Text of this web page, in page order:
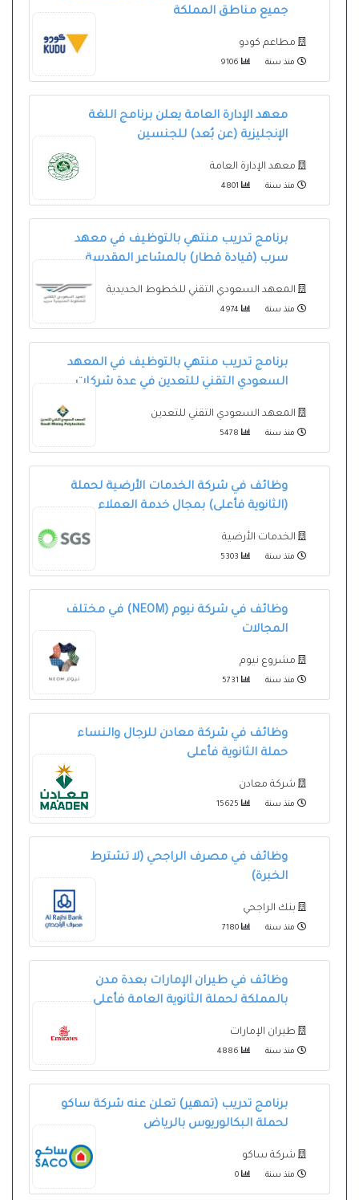
جميع مناطق المملكة
مطاعم كودو
منذ سنة
معهد الإدارة العامة يعلن برنامج اللغة
الإنجليزية (عن بُعد) للجنسين
معهد الإدارة العامة
منذ سنة
برنامج تدريب منتهي بالتوظيف في معهد
سرب (قيادة قطار) بالمشاعر المقدسة
المعهد السعودي التقني للخطوط الحديدية
منذ سنة
برنامج تدريب منتهي بالتوظيف في المعهد
السعودي التقني للتعدين في عدة شركات
المعهد السعودي التقني للتعدين
منذ سنة
وظائف في شركة الخدمات الأرضية لحملة
(الثانوية فأعلى) بمجال خدمة العملاء
الخدمات الأرضية
منذ سنة
وظائف في شركة نيوم (NEOM) في مختلف
المجالات
مشروع نيوم
منذ سنة
وظائف في شركة معادن للرجال والنساء
حملة الثانوية فأعلى
شركة معادن
منذ سنة
وظائف في مصرف الراجحي (لا تشترط
الخبرة)
بنك الراجحي
منذ سنة
وظائف في طيران الإمارات بعدة مدن
بالمملكة لحملة الثانوية العامة فأعلى
طيران الإمارات
منذ سنة
برنامج تدريب (تمهير) تعلن عنه شركة ساكو
لحملة البكالوريوس بالرياض
شركة ساكو
منذ سنة